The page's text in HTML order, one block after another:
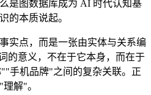
是图数据库成为 AI 时代认知基
的本质说起。
实点，而是一张由实体与关系编
的意义，不在于它本身，而在于
手机品牌"之间的复杂关联。正
解"。